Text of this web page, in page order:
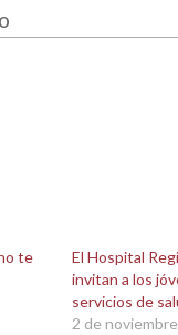
te
El Hospital
invitan a los
servicios de
2 de